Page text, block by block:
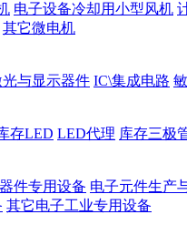
电子设备冷却用小型风机
其它微电机
与显示器件 IC\集成电路
存LED LED代理 库存三极
件专用设备 电子元件生产
其它电子工业专用设备